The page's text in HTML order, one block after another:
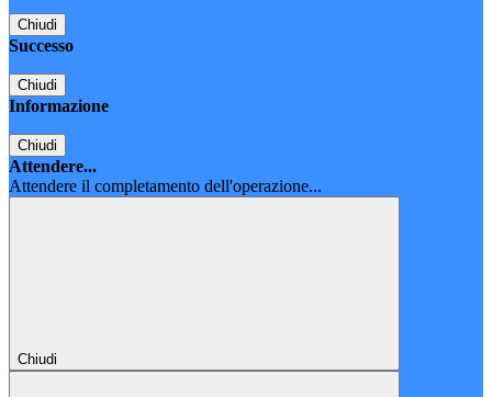
Chiudi
Successo
Chiudi
Informazione
Chiudi
Attendere...
Attendere il completamento dell'operazione...
Chiudi